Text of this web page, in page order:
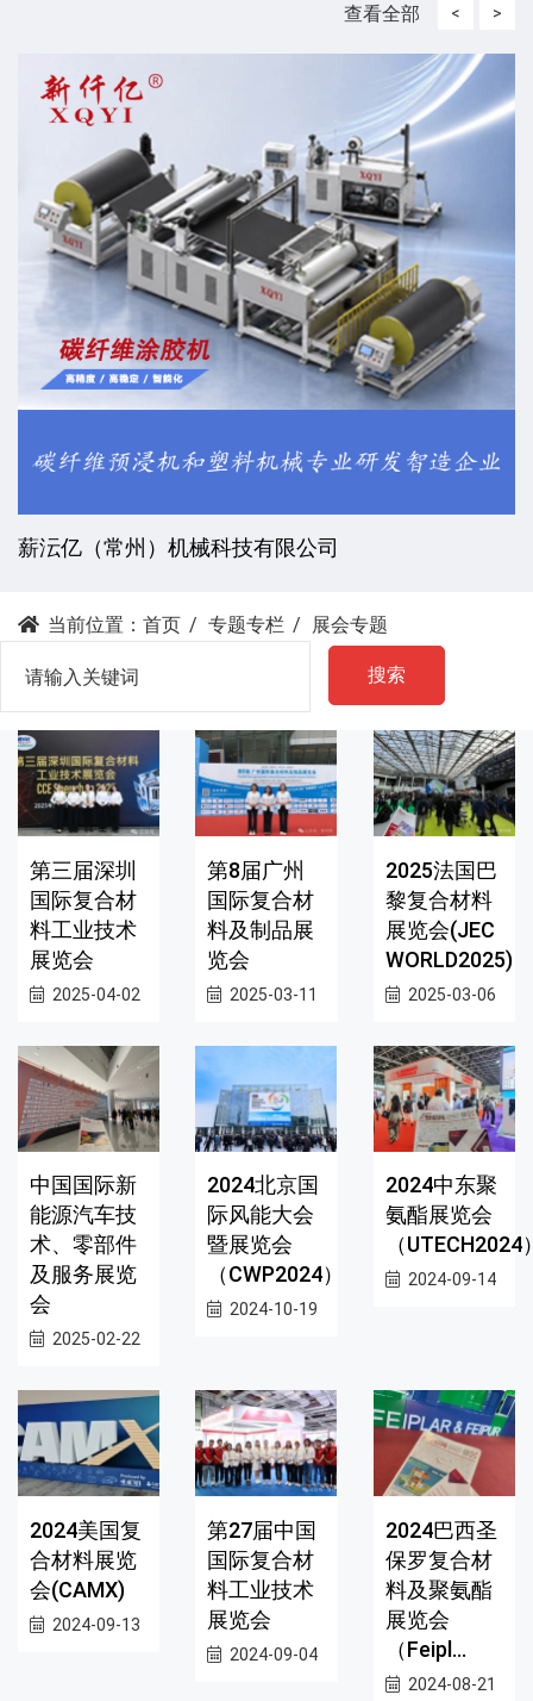
查看全部 <
薪沄亿（常州）机械科技有限公司
>
当前位置： 首页 专题专栏 展会专题
搜索
第三届深圳
国际复合材
料工业技术
展览会
2025-04-02
第8届广州
国际复合材
料及制品展
览会
2025-03-11
2025法国巴
黎复合材料
展览会(JEC
WORLD2025)
2025-03-06
中国国际新
能源汽车技
术、零部件
及服务展览
会
2025-02-22
2024北京国
际风能大会
暨展览会
（CWP2024）
2024-10-19
2024中东聚
氨酯展览会
（UTECH2024
2024-09-14
2024美国复
合材料展览
会(CAMX)
2024-09-13
第27届中国
国际复合材
料工业技术
展览会
2024-09-04
2024巴西圣
保罗复合材
料及聚氨酯
展览会
（Feipl...
2024-08-21